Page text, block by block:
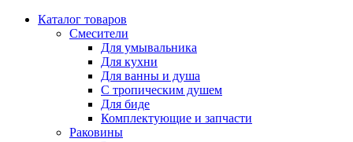
Каталог товаров
Смесители
Для умывальника
Для кухни
Для ванны и душа
С тропическим душем
Для биде
Комплектующие и запчасти
Раковины